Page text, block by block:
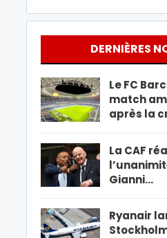
DERNIÈRES
Le FC
match
après la
La CAF
Gianni…
Ryanair